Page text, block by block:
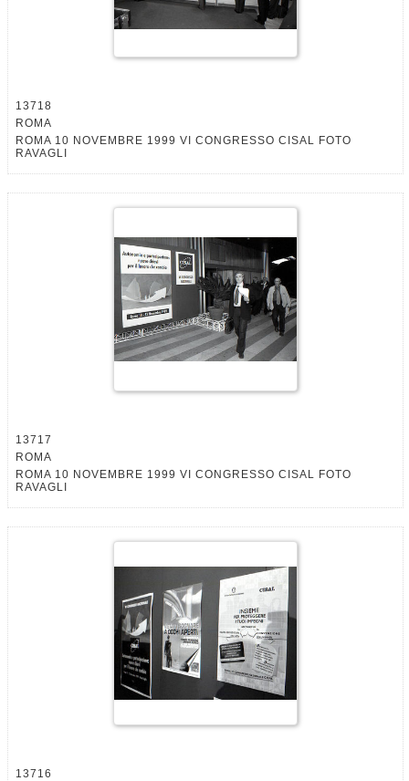
13718
ROMA
ROMA 10 NOVEMBRE 1999 VI CONGRESSO CISAL FOTO
RAVAGLI
13717
ROMA
ROMA 10 NOVEMBRE 1999 VI CONGRESSO CISAL FOTO
RAVAGLI
13716